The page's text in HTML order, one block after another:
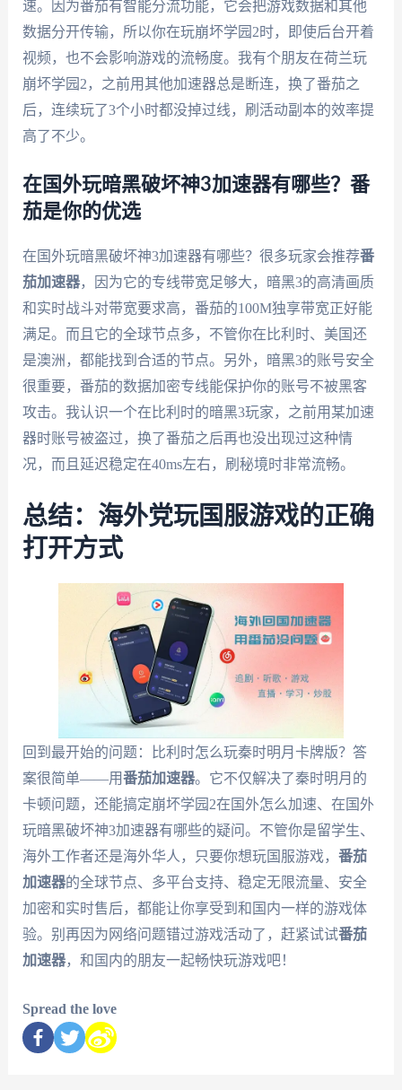
速。因为番茄有智能分流功能，它会把游戏数据和其他
数据分开传输，所以你在玩崩坏学园2时，即使后台开着
视频，也不会影响游戏的流畅度。我有个朋友在荷兰玩
崩坏学园2，之前用其他加速器总是断连，换了番茄之
后，连续玩了3个小时都没掉过线，刷活动副本的效率提
高了不少。
在国外玩暗黑破坏神3加速器有哪些？番
茄是你的优选
在国外玩暗黑破坏神3加速器有哪些？很多玩家会推荐番
茄加速器，因为它的专线带宽足够大，暗黑3的高清画质
和实时战斗对带宽要求高，番茄的100M独享带宽正好能
满足。而且它的全球节点多，不管你在比利时、美国还
是澳洲，都能找到合适的节点。另外，暗黑3的账号安全
很重要，番茄的数据加密专线能保护你的账号不被黑客
攻击。我认识一个在比利时的暗黑3玩家，之前用某加速
器时账号被盗过，换了番茄之后再也没出现过这种情
况，而且延迟稳定在40ms左右，刷秘境时非常流畅。
总结：海外党玩国服游戏的正确
打开方式
回到最开始的问题：比利时怎么玩秦时明月卡牌版？答
案很简单——用番茄加速器。它不仅解决了秦时明月的
卡顿问题，还能搞定崩坏学园2在国外怎么加速、在国外
玩暗黑破坏神3加速器有哪些的疑问。不管你是留学生、
海外工作者还是海外华人，只要你想玩国服游戏， 番茄
加速器的全球节点、多平台支持、稳定无限流量、安全
加密和实时售后，都能让你享受到和国内一样的游戏体
验。别再因为网络问题错过游戏活动了，赶紧试试番茄
加速器，和国内的朋友一起畅快玩游戏吧！
Spread the love